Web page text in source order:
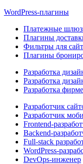
WordPress-плагины
Платежные
Плагины
Фильтры для
Плагины
Разработка
Разработка
Разработка
Разработчик
Разработчик
Frontend-
Backend-
Full-stack
WordPress-
DevOps-инженер